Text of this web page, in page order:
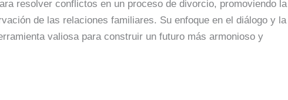
resolver conflictos en un proceso de divorcio, promoviendo la
de las relaciones familiares. Su enfoque en el diálogo y la
valiosa para construir un futuro más armonioso y